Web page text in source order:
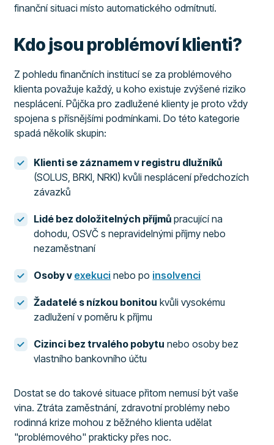
finanční situaci místo automatického odmítnutí.
Kdo jsou problémoví klienti?
Z pohledu finančních institucí se za problémového
klienta považuje každý, u koho existuje zvýšené riziko
nesplácení. Půjčka pro zadlužené klienty je proto vždy
spojena s přísnějšími podmínkami. Do této kategorie
spadá několik skupin:
Klienti se záznamem v registru dlužníků
(SOLUS, BRKI, NRKI) kvůli nesplácení předchozích
závazků
Lidé bez doložitelných příjmů pracující na
dohodu, OSVČ s nepravidelnými příjmy nebo
nezaměstnaní
Osoby v exekuci nebo po insolvenci
Žadatelé s nízkou bonitou kvůli vysokému
zadlužení v poměru k příjmu
Cizinci bez trvalého pobytu nebo osoby bez
vlastního bankovního účtu
Dostat se do takové situace přitom nemusí být vaše
vina. Ztráta zaměstnání, zdravotní problémy nebo
rodinná krize mohou z běžného klienta udělat
"problémového" prakticky přes noc.